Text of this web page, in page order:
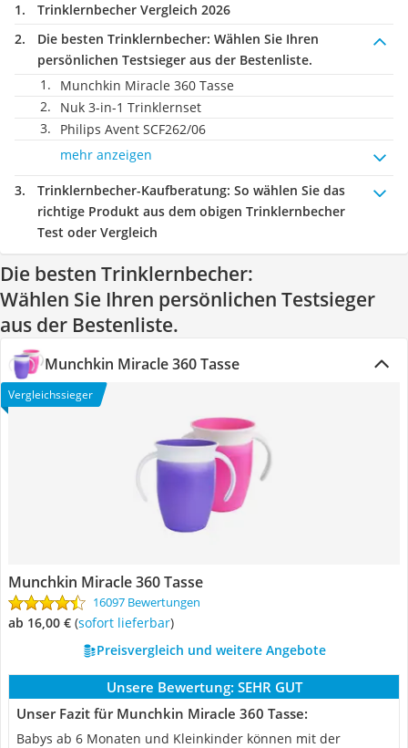
Trinklernbecher Vergleich 2026
Die besten Trinklernbecher: Wählen Sie Ihren
persönlichen Testsieger aus der Bestenliste.
Munchkin Miracle 360 Tasse
Nuk 3-in-1 Trinklernset
Philips Avent SCF262/06
mehr anzeigen
Trinklernbecher-Kaufberatung: So wählen Sie das
richtige Produkt aus dem obigen Trinklernbecher
Test oder Vergleich
Die besten Trinklernbecher:
Wählen Sie Ihren persönlichen Testsieger
aus der Bestenliste.
Munchkin Miracle 360 Tasse
Vergleichssieger
Munchkin Miracle 360 Tasse
16097 Bewertungen
ab 16,00 € ( Sofort lieferbar)
Preisvergleich und weitere Angebote
Unsere Bewertung: SEHR GUT
Unser Fazit für Munchkin Miracle 360 Tasse:
Babys ab 6 Monaten und Kleinkinder können mit der